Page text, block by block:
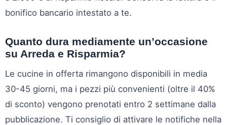
bonifico bancario intestato a te.
Quanto dura mediamente un’occasione
su Arreda e Risparmia?
Le cucine in offerta rimangono disponibili in media
30-45 giorni, ma i pezzi più convenienti (oltre il 40%
di sconto) vengono prenotati entro 2 settimane dalla
pubblicazione. Ti consiglio di attivare le notifiche nella